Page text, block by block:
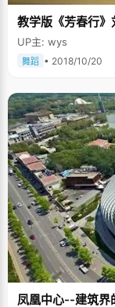
教学版《芳春行
UP主: wys
舞蹈 • 2018/10/20